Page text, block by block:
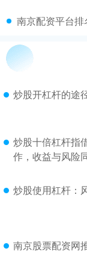
南京配资平台
炒股开杠杆的途
炒股十倍杠杆指
作，收益与风险
炒股使用杠杆：
南京股票配资网